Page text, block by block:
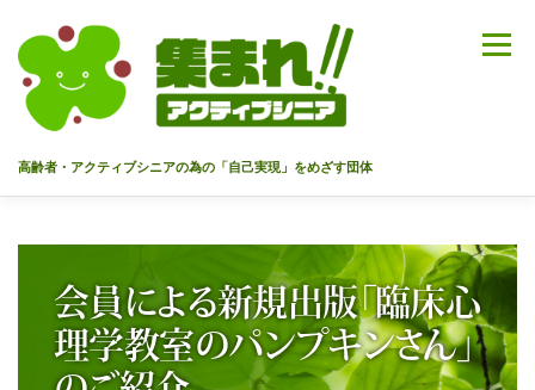
高齢者・アクティブシニアの為の「自己実現」をめざす団体
メニュー
HOME 代表あいさつ 私達について 今までのセミナー
メンバー 情報を募集中！ お問合せ 最新情報
会員による新規出版「臨床心
理学教室のパンプキンさん」